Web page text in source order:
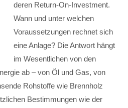
deren Return-On-Investment.
Wann und unter welchen
Voraussetzungen rechnet sich
eine Anlage? Die Antwort hängt
im Wesentlichen von den
ab – von Öl und Gas, von
Rohstoffe wie Brennholz
Bestimmungen wie der